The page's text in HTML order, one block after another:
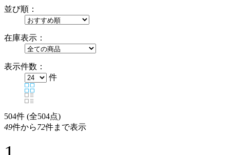
並び順：
在庫表示：
表示件数：
件
504件 (全504点)
49件から72件まで表示